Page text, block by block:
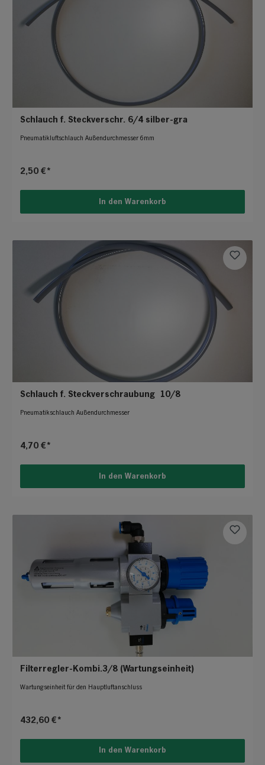
Schlauch f. Steckverschr. 6/4 silber-gra
Pneumatikluftschlauch Außendurchmesser 6mm
2,50 €*
In den Warenkorb
Schlauch f. Steckverschraubung 10/8
Pneumatikschlauch Außendurchmesser
4,70 €*
In den Warenkorb
Filterregler-Kombi.3/8 (Wartungseinheit)
Wartungseinheit für den Hauptluftanschluss
432,60 €*
In den Warenkorb